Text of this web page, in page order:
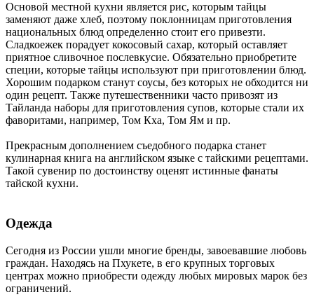
Основой местной кухни является рис, которым тайцы
заменяют даже хлеб, поэтому поклонницам приготовления
национальных блюд определенно стоит его привезти.
Сладкоежек порадует кокосовый сахар, который оставляет
приятное сливочное послевкусие. Обязательно приобретите
специи, которые тайцы используют при приготовлении блюд.
Хорошим подарком станут соусы, без которых не обходится ни
один рецепт. Также путешественники часто привозят из
Тайланда наборы для приготовления супов, которые стали их
фаворитами, например, Том Кха, Том Ям и пр.
Прекрасным дополнением съедобного подарка станет
кулинарная книга на английском языке с тайскими рецептами.
Такой сувенир по достоинству оценят истинные фанаты
тайской кухни.
Одежда
Сегодня из России ушли многие бренды, завоевавшие любовь
граждан. Находясь на Пхукете, в его крупных торговых
центрах можно приобрести одежду любых мировых марок без
ограничений.